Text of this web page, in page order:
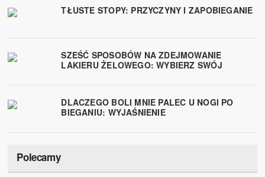
TŁUSTE STOPY: PRZYCZYNY I ZAPOBIEGANIE
SZEŚĆ SPOSOBÓW NA ZDEJMOWANIE
LAKIERU ŻELOWEGO: WYBIERZ SWÓJ
DLACZEGO BOLI MNIE PALEC U NOGI PO
BIEGANIU: WYJAŚNIENIE
Polecamy